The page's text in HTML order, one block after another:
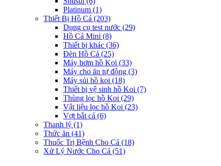
Platinum (1)
Thiết Bị Hồ Cá (203)
Dụng cụ test nước (29)
Hồ Cá Mini (8)
Thiết bị khác (36)
Đèn Hồ Cá (25)
Máy bơm hồ Koi (33)
Máy cho ăn tự động (3)
Máy sủi hồ koi (18)
Thiết bị vệ sinh hồ Koi (7)
Thùng lọc hồ Koi (29)
Vật liệu lọc hồ Koi (23)
Vợt bắt cá (6)
Thanh lý (1)
Thức ăn (41)
Thuốc Trị Bệnh Cho Cá (18)
Xử Lý Nước Cho Cá (51)